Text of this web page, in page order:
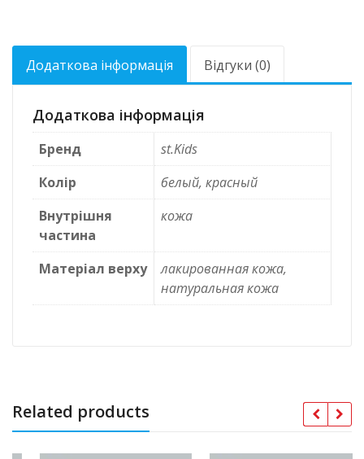
Додаткова інформація Відгуки (0)
Додаткова інформація
Бренд
st.Kids
Колір
белый, красный
Внутрішня
частина
кожа
Матеріал верху
лакированная кожа,
натуральная кожа
Related products